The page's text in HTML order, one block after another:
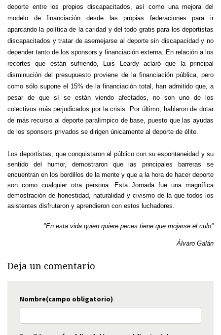
deporte entre los propios discapacitados, así como una mejora del
modelo de financiación desde las propias federaciones para ir
aparcando la política de la caridad y del todo gratis para los deportistas
discapacitados y tratar de asemejarse al deporte sin discapacidad y no
depender tanto de los sponsors y financiación externa. En relación a los
recortes que están sufriendo, Luis Leardy aclaró que la principal
disminución del presupuesto proviene de la financiación pública, pero
como sólo supone el 15% de la financiación total, han admitido que, a
pesar de que sí se están viendo afectados, no son uno de los
colectivos más perjudicados por la crisis. Por último, hablaron de dotar
de más recurso al deporte paralímpico de base, puesto que las ayudas
de los sponsors privados se dirigen únicamente al deporte de élite.
Los deportistas, que conquistaron al público con su espontaneidad y su
sentido del humor, demostraron que las principales barreras se
encuentran en los bordillos de la mente y que a la hora de hacer deporte
son como cualquier otra persona. Esta Jornada fue una magnífica
demostración de honestidad, naturalidad y civismo de la que todos los
asistentes disfrutaron y aprendieron con estos luchadores.
"En esta vida quien quiere peces tiene que mojarse el culo"
Álvaro Galán
Deja un comentario
Nombre(campo obligatorio)